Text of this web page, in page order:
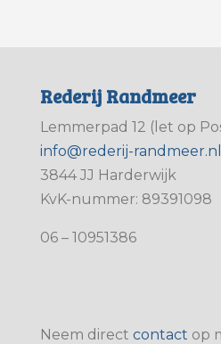
Rederij Randmeer
Lemmerpad 12 (let op
info@rederij-randmeer.nl
3844 JJ Harderwijk
KvK-nummer: 89391098
06 – 10951386
Neem direct contact op